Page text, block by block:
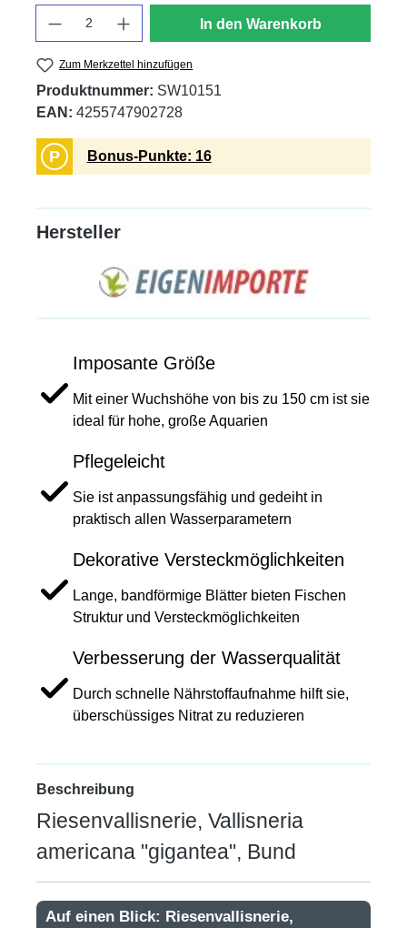
In den Warenkorb
Zum Merkzettel hinzufügen
Produktnummer: SW10151
EAN: 4255747902728
P Bonus-Punkte: 16
Hersteller
Imposante Größe
Mit einer Wuchshöhe von bis zu 150 cm ist sie
ideal für hohe, große Aquarien
Pflegeleicht
Sie ist anpassungsfähig und gedeiht in
praktisch allen Wasserparametern
Dekorative Versteckmöglichkeiten
Lange, bandförmige Blätter bieten Fischen
Struktur und Versteckmöglichkeiten
Verbesserung der Wasserqualität
Durch schnelle Nährstoffaufnahme hilft sie,
überschüssiges Nitrat zu reduzieren
Beschreibung
Riesenvallisnerie, Vallisneria
americana "gigantea", Bund
Auf einen Blick: Riesenvallisnerie,